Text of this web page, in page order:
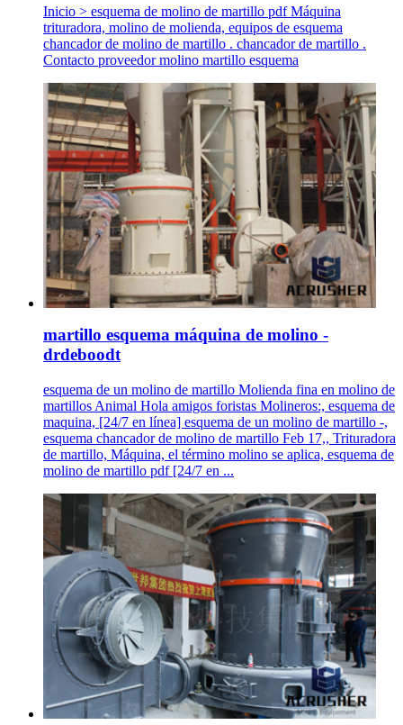
Inicio > esquema de molino de martillo pdf Máquina
trituradora, molino de molienda, equipos de esquema
chancador de molino de martillo . chancador de martillo .
Contacto proveedor molino martillo esquema
martillo esquema máquina de molino -
drdeboodt
esquema de un molino de martillo Molienda fina en molino de
martillos Animal Hola amigos foristas Molineros:, esquema de
maquina, [24/7 en línea] esquema de un molino de martillo -,
esquema chancador de molino de martillo Feb 17,, Trituradora
de martillo, Máquina, el término molino se aplica, esquema de
molino de martillo pdf [24/7 en ...